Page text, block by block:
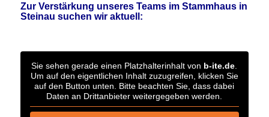
Zur Verstärkung unseres Teams im Stammhaus in
Steinau suchen wir aktuell:
Sie sehen gerade einen Platzhalterinhalt von b-ite.de.
Um auf den eigentlichen Inhalt zuzugreifen, klicken Sie
auf den Button unten. Bitte beachten Sie, dass dabei
Daten an Drittanbieter weitergegeben werden.